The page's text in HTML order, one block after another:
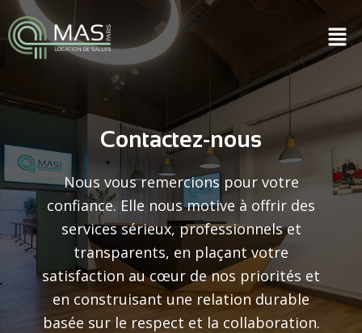
Contactez-nous
Nous vous remercions pour votre
confiance. Elle nous motive à offrir des
services sérieux, professionnels et
transparents, en plaçant votre
satisfaction au cœur de nos priorités et
en construisant une relation durable
basée sur le respect et la collaboration.